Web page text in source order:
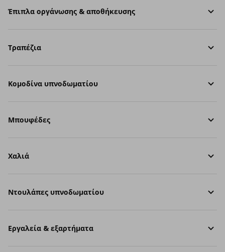
Έπιπλα οργάνωσης & αποθήκευσης
Τραπέζια
Κομοδίνα υπνοδωματίου
Μπουφέδες
Χαλιά
Ντουλάπες υπνοδωματίου
Εργαλεία & εξαρτήματα